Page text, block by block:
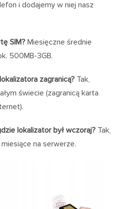
i dodajemy w niej nasz
SIM? Miesięczne średnie
500MB-3GB.
zagranicą? Tak,
świecie (zagranicą karta
lokalizator był wczoraj? Tak,
na serwerze.